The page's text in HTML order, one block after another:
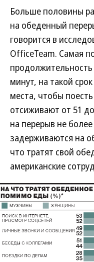
Больше половины
на обеденный
говорится в
OfficeTeam. Самая
минут, на такой
места, чтобы
отсиживают от 51
на перерыв не
задерживаются на
что тратят свой
американские